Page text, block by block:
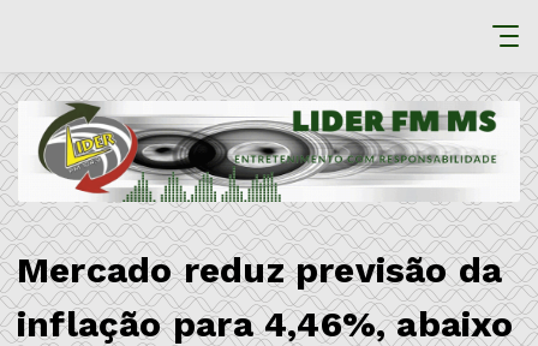
Mercado reduz previsão da
inflação para 4,46%, abaixo